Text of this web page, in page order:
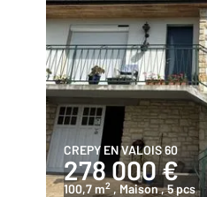
CREPY EN VALOIS 60
278 000 €
100,7 m2 , Maison, 5 pcs